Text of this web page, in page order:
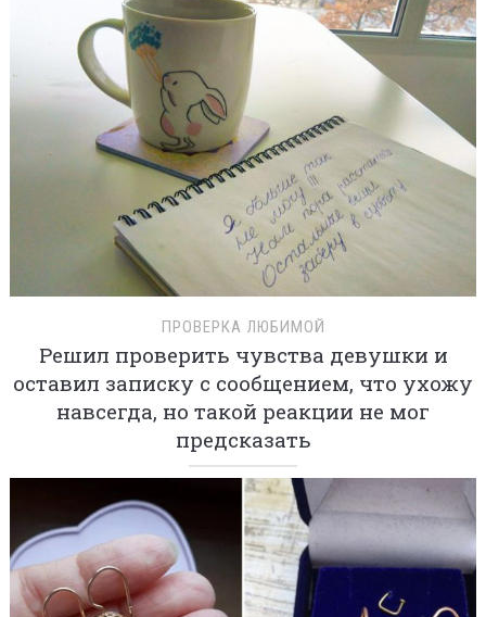
ПРОВЕРКА ЛЮБИМОЙ
Решил проверить чувства девушки и
оставил записку с сообщением, что ухожу
навсегда, но такой реакции не мог
предсказать